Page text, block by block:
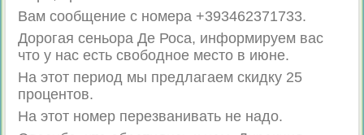
Вам сообщение с номера +393462371733.
Дорогая сеньора Де Роса, информируем вас
что у нас есть свободное место в июне.
На этот период мы предлагаем скидку 25
процентов.
На этот номер перезванивать не надо.